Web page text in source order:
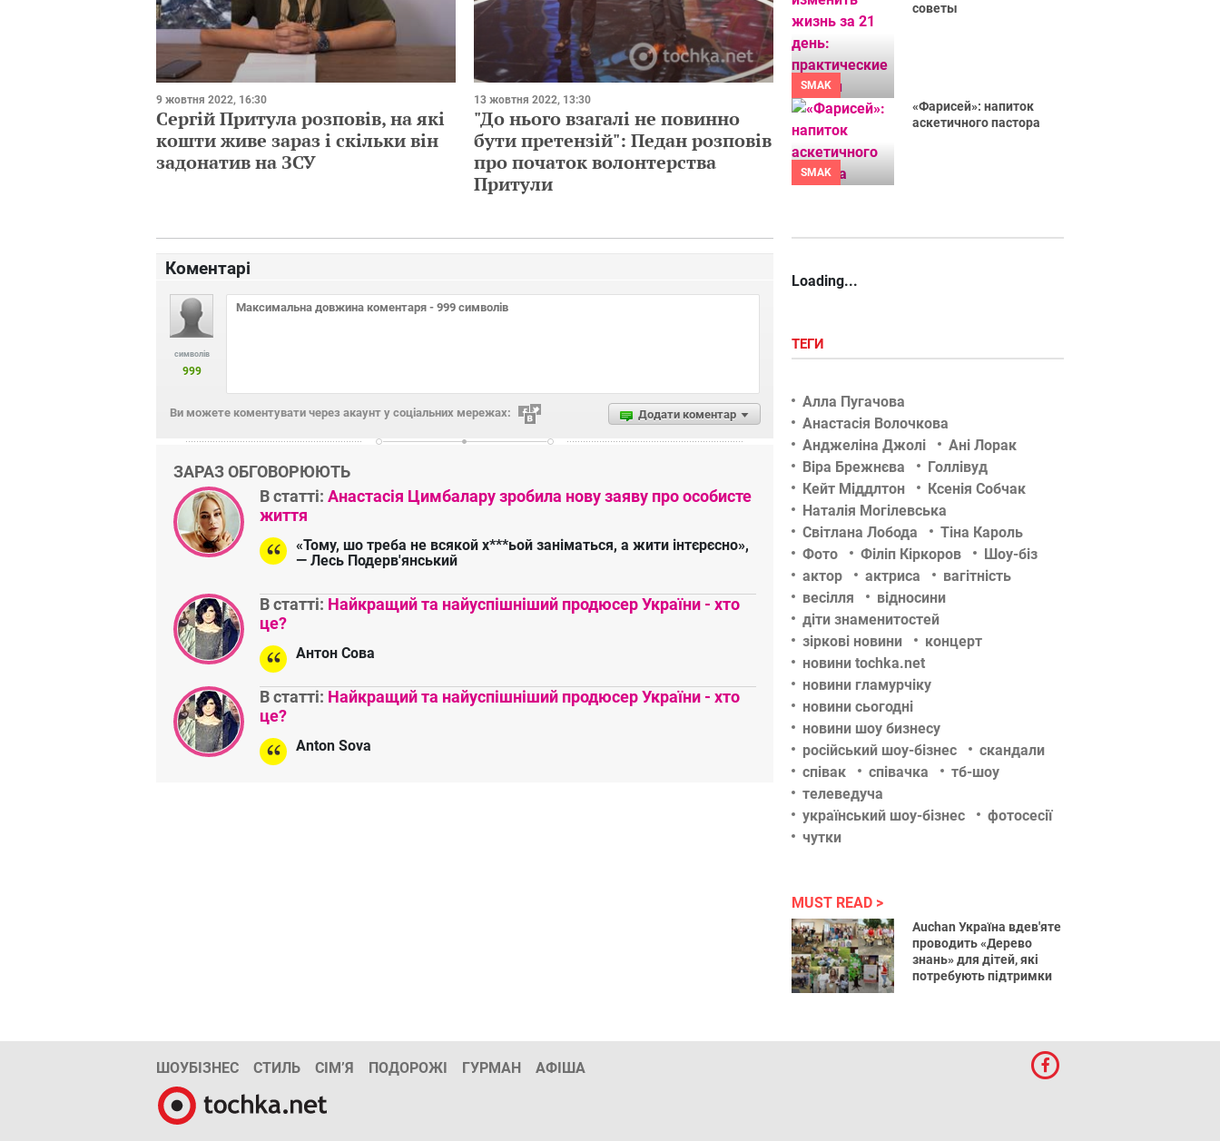
9 жовтня 2022, 16:30
Сергій Притула розповів, на які
кошти живе зараз і скільки він
задонатив на ЗСУ
13 жовтня 2022, 13:30
"До нього взагалі не повинно
бути претензій": Педан розповів
про початок волонтерства
Притули
Коментарі
символів
999
Додати коментар
Ви можете коментувати через акаунт у соціальних мережах:
ЗАРАЗ ОБГОВОРЮЮТЬ
В статті: Анастасія Цимбалару зробила нову заяву про особисте
життя
«Тому, шо треба не всякой х***ьой заніматься, а жити інтєрєсно»,
— Лесь Подерв'янський
В статті: Найкращий та найуспішніший продюсер України - хто
це?
Антон Сова
В статті: Найкращий та найуспішніший продюсер України - хто
це?
Anton Sova
SMAK
советы
SMAK
«Фарисей»: напиток
аскетичного пастора
Loading...
ТЕГИ
Алла Пугачова
Анастасія Волочкова
Анджеліна Джолі
Ані Лорак
Віра Брежнєва
Голлівуд
Кейт Міддлтон
Ксенія Собчак
Наталія Могілевська
Світлана Лобода
Тіна Кароль
Фото
Філіп Кіркоров
Шоу-біз
актор
актриса
вагітність
весілля
відносини
діти знаменитостей
зіркові новини
концерт
новини tochka.net
новини гламурчіку
новини сьогодні
новини шоу бизнесу
російський шоу-бізнес
скандали
співак
співачка
тб-шоу
телеведуча
український шоу-бізнес
фотосесії
чутки
MUST READ
Auchan Україна вдев'яте
проводить «Дерево
знань» для дітей, які
потребують підтримки
ШОУБІЗНЕС СТИЛЬ СІМ’Я ПОДОРОЖІ ГУРМАН АФІША